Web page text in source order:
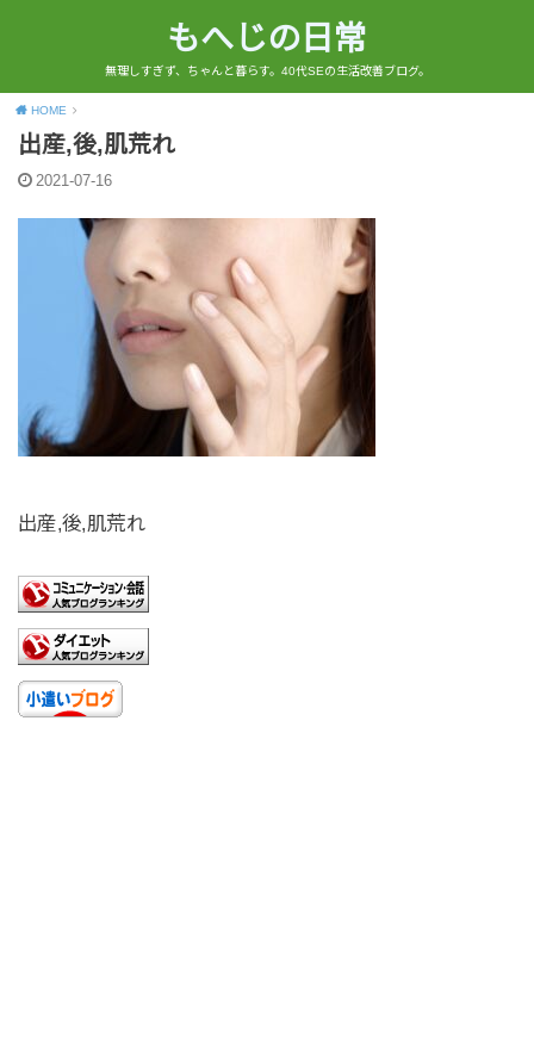
もへじの日常
無理しすぎず、ちゃんと暮らす。40代SEの生活改善ブログ。
HOME
出産,後,肌荒れ
2021-07-16
出産,後,肌荒れ